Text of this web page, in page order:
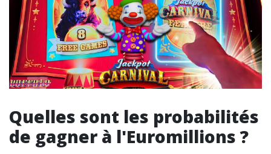
Quelles sont les probabilités
de gagner à l'Euromillions ?